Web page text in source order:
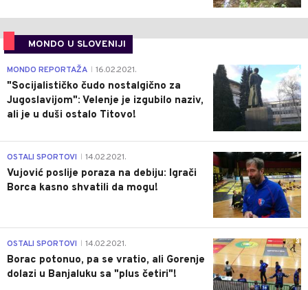
MONDO U SLOVENIJI
4
MONDO REPORTAŽA 16.02.2021.
"Socijalističko čudo nostalgično za
Jugoslavijom": Velenje je izgubilo naziv,
ali je u duši ostalo Titovo!
1
OSTALI SPORTOVI 14.02.2021.
Vujović poslije poraza na debiju: Igrači
Borca kasno shvatili da mogu!
3
OSTALI SPORTOVI 14.02.2021.
Borac potonuo, pa se vratio, ali Gorenje
dolazi u Banjaluku sa "plus četiri"!